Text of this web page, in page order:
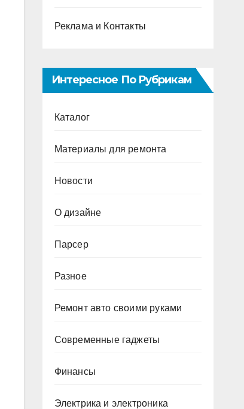
Реклама и Контакты
Интересное По Рубрикам
Каталог
Материалы для ремонта
Новости
О дизайне
Парсер
Разное
Ремонт авто своими руками
Современные гаджеты
Финансы
Электрика и электроника